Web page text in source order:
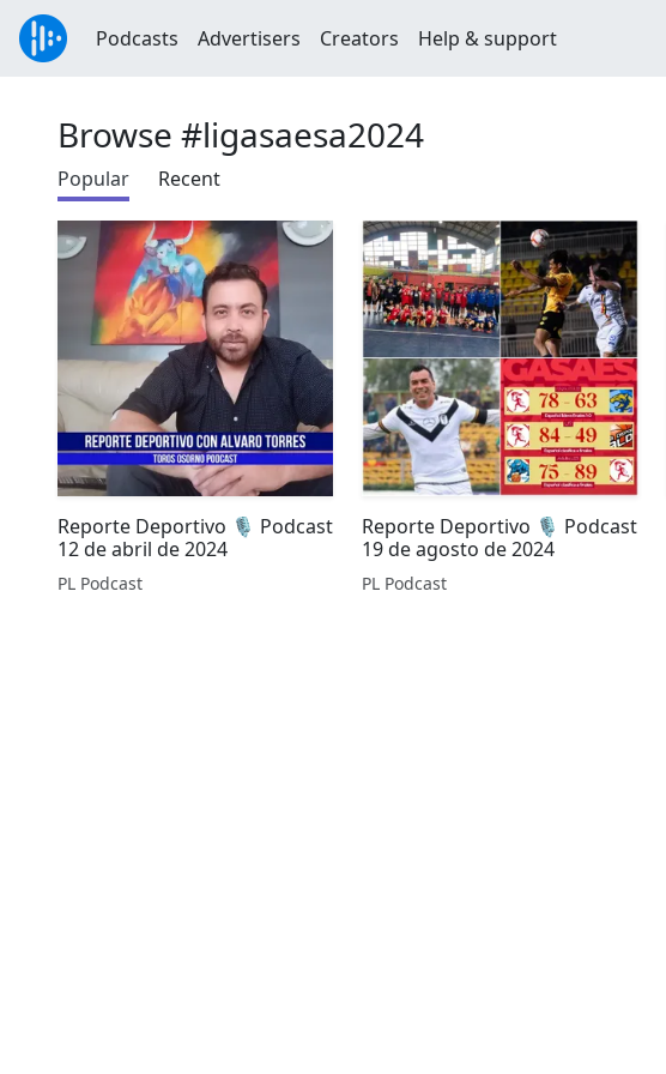
Podcasts Advertisers Creators Help & support
Browse #ligasaesa2024
Popular Recent
Reporte Deportivo 🎙️ Podcast
12 de abril de 2024
PL Podcast
Reporte Deportivo 🎙️ Podcast
19 de agosto de 2024
PL Podcast